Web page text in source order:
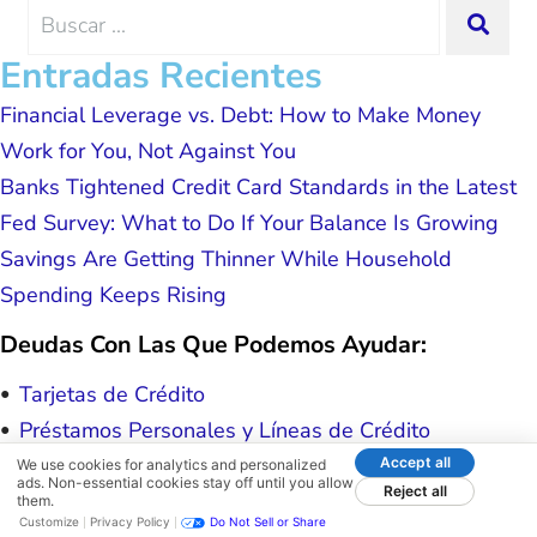
possible because of J Miller, and I am
Search
Entradas Recientes
Financial Leverage vs. Debt: How to Make Money
Work for You, Not Against You
Banks Tightened Credit Card Standards in the Latest
Fed Survey: What to Do If Your Balance Is Growing
Savings Are Getting Thinner While Household
Spending Keeps Rising
Deudas Con Las Que Podemos Ayudar:
Tarjetas de Crédito
Préstamos Personales y Líneas de Crédito
Facturas Médicas
Cobranza y Reposesiones
We use cookies for analytics and personalized
ads. Non-essential cookies stay off until you allow
them.
Accept all
Reject all
Customize Privacy Policy Do Not Sell or Share